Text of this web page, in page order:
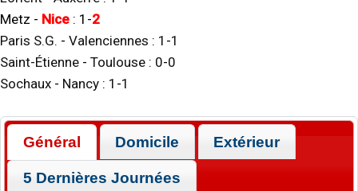
Metz - Nice : 1 -2
Paris S.G. - Valenciennes : 1 -1
Saint-Étienne - Toulouse : 0-0
Sochaux - Nancy : 1 -1
Général Domicile Extérieur
5 Dernières Journées